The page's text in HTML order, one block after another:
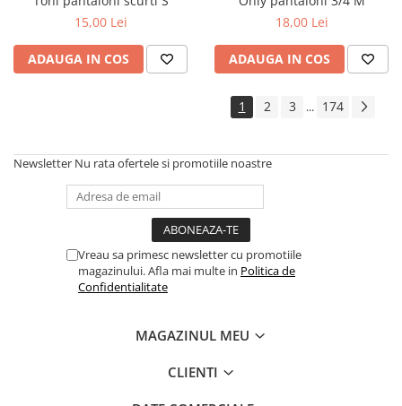
15,00 Lei
ADAUGA IN COS
18,00 Lei
ADAUGA IN COS
1 2 3 ... 174
Newsletter Nu rata ofertele si promotiile noastre
Vreau sa primesc newsletter cu promotiile
magazinului. Afla mai multe in Politica de
Confidentialitate
MAGAZINUL MEU
CLIENTI